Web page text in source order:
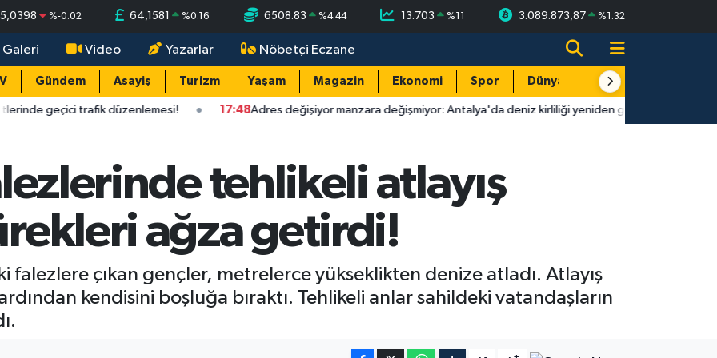
%-0.02 64,1581 %0.16 6508.83 %4.44 13.703 %11 3.089.873,87 %1.32
Galeri Video Yazarlar Nöbetçi Eczane
Gündem Asayiş Turizm Yaşam Magazin Ekonomi Spor Dünya Resmi Reklamlar
düzenlemesi! 17:48Adres değişiyor manzara değişmiyor: Antalya'da deniz kirliliği yeniden gündemde!
tehlikeli atlayış
ağza getirdi!
falezlere çıkan gençler, metrelerce yükseklikten denize atladı. Atlayış
kendisini boşluğa bıraktı. Tehlikeli anlar sahildeki vatandaşların